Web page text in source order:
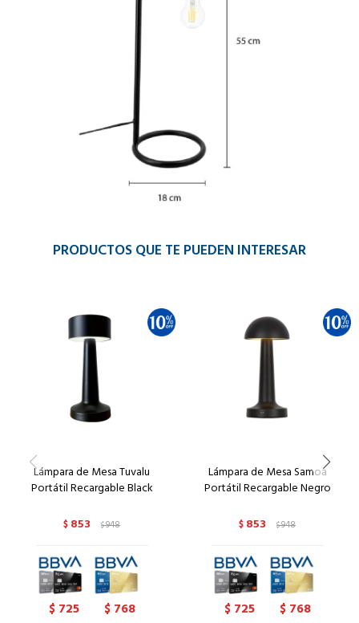
PRODUCTOS QUE TE PUEDEN INTERESAR
Lámpara de Mesa Tuvalu
Portátil Recargable Black
$ 853 $948
$ 725 $ 768
Lámpara de Mesa Samoa
Portátil Recargable Negro
$ 853 $948
$ 725 $ 768